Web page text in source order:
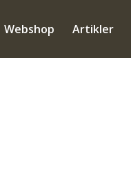
Webshop Artikler